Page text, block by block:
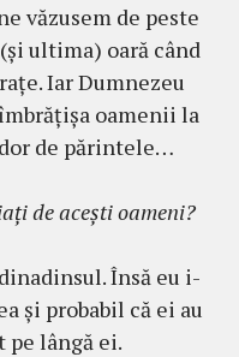
vă­zusem de peste
ulti­ma) oară când
Iar Dumnezeu
oa­menii la
de părintele…
de aceşti oa­meni?
Însă eu i-
şi probabil că ei au
lângă ei.